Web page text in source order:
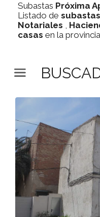
Subastas Próxima
Listado de subastas
Notariales ,
casas en la